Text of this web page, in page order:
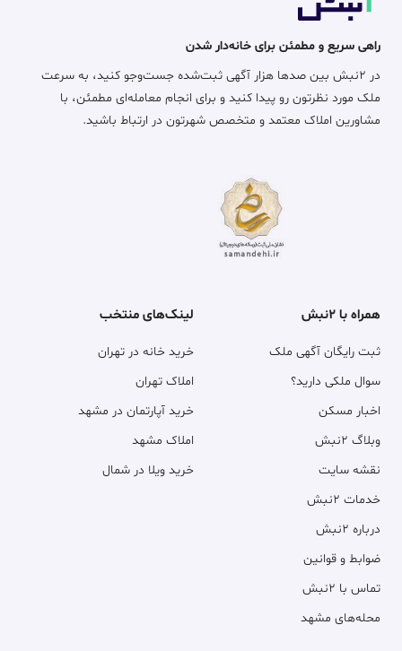
راهی سریع و مطمئن برای خانه‌دار شدن
در ۲نبش بین صدها هزار آگهی ثبت‌شده جست‌وجو کنید، به سرعت
ملک مورد نظرتون رو پیدا کنید و برای انجام معامله‌ای مطمئن، با
مشاورین املاک معتمد و متخصص شهرتون در ارتباط باشید.
همراه با ۲نبش
ثبت رایگان آگهی ملک
سوال ملکی دارید؟
اخبار مسکن
وبلاگ ۲نبش
نقشه سایت
خدمات ۲نبش
درباره ۲نبش
ضوابط و قوانین
تماس با ۲نبش
محله‌های مشهد
لینک‌های منتخب
خرید خانه در تهران
املاک تهران
خرید آپارتمان در مشهد
املاک مشهد
خرید ویلا در شمال